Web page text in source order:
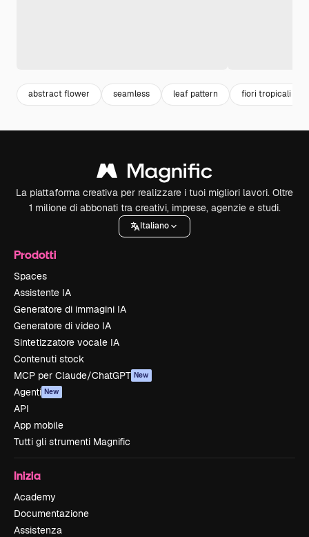
abstract flower seamless leaf pattern fiori tropicali
La piattaforma creativa per realizzare i tuoi migliori lavori. Oltre
1 milione di abbonati tra creativi, imprese, agenzie e studi.
Italiano
Prodotti
Spaces
Assistente IA
Generatore di immagini IA
Generatore di video IA
Sintetizzatore vocale IA
Contenuti stock
MCP per Claude/ChatGPT New
Agenti New
API
App mobile
Tutti gli strumenti Magnific
Inizia
Academy
Documentazione
Assistenza